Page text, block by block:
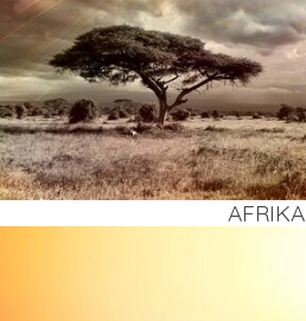
AFRI­KA